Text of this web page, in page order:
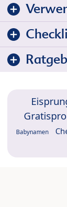
Babynamen